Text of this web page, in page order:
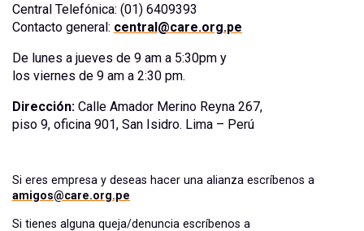
Central Telefónica: (01) 6409393
Contacto general: central@care.org.pe
De lunes a jueves de 9 am a 5:30pm y
los viernes de 9 am a 2:30 pm.
Dirección: Calle Amador Merino Reyna 267,
piso 9, oficina 901, San Isidro. Lima – Perú
Si eres empresa y deseas hacer una alianza escríbenos a
amigos@care.org.pe
Si tienes alguna queja/denuncia escríbenos a